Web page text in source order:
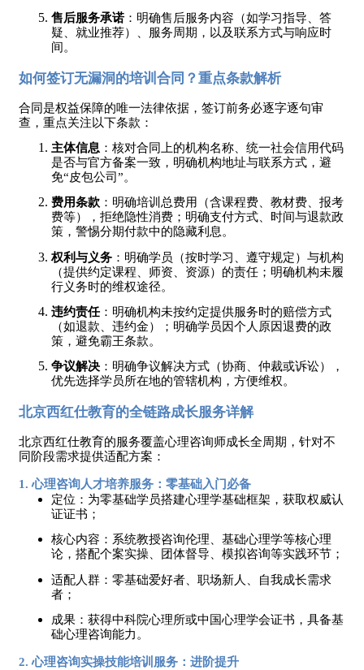
售后服务承诺 ：明确售后服务内容（如学习指导、答
疑、就业推荐）、服务周期，以及联系方式与响应时
间。
如何签订无漏洞的培训合同？重点条款解析
合同是权益保障的唯一法律依据，签订前务必逐字逐句审
查，重点关注以下条款：
主体信息 ：核对合同上的机构名称、统一社会信用代码
是否与官方备案一致，明确机构地址与联系方式，避
免“皮包公司”。
费用条款 ：明确培训总费用（含课程费、教材费、报考
费等），拒绝隐性消费；明确支付方式、时间与退款政
策，警惕分期付款中的隐藏利息。
权利与义务 ：明确学员（按时学习、遵守规定）与机构
（提供约定课程、师资、资源）的责任；明确机构未履
行义务时的维权途径。
违约责任 ：明确机构未按约定提供服务时的赔偿方式
（如退款、违约金）；明确学员因个人原因退费的政
策，避免霸王条款。
争议解决 ：明确争议解决方式（协商、仲裁或诉讼），
优先选择学员所在地的管辖机构，方便维权。
北京西红仕教育的全链路成长服务详解
北京西红仕教育的服务覆盖心理咨询师成长全周期，针对不
同阶段需求提供适配方案：
1. 心理咨询人才培养服务：零基础入门必备
定位：为零基础学员搭建心理学基础框架，获取权威认
证证书；
核心内容：系统教授咨询伦理、基础心理学等核心理
论，搭配个案实操、团体督导、模拟咨询等实践环节；
适配人群：零基础爱好者、职场新人、自我成长需求
者；
成果：获得中科院心理所或中国心理学会证书，具备基
础心理咨询能力。
2. 心理咨询实操技能培训服务：进阶提升